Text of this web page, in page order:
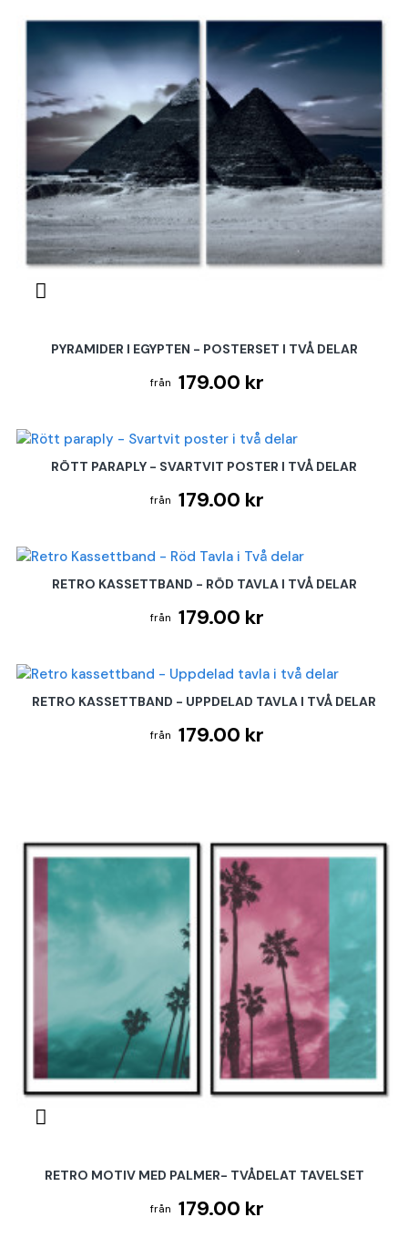
PYRAMIDER I EGYPTEN - POSTERSET I TVÅ DELAR
179.00 kr
RÖTT PARAPLY - SVARTVIT POSTER I TVÅ DELAR
179.00 kr
RETRO KASSETTBAND - RÖD TAVLA I TVÅ DELAR
179.00 kr
RETRO KASSETTBAND - UPPDELAD TAVLA I TVÅ DELAR
179.00 kr
RETRO MOTIV MED PALMER- TVÅDELAT TAVELSET
179.00 kr